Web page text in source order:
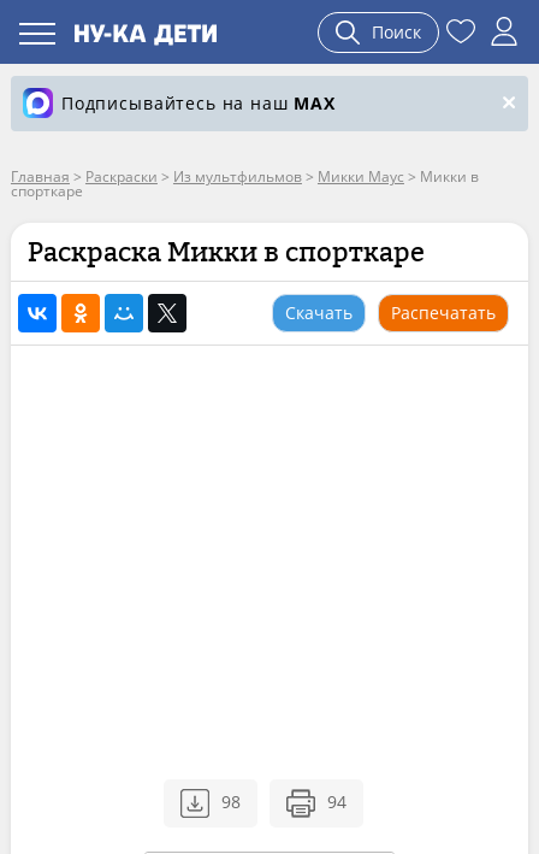
Поиск
Подписывайтесь на наш MAX
Главная > Раскраски > Из мультфильмов> Микки Маус > Микки в
спорткаре
Раскраска Микки в спорткаре
Скачать Распечатать
98 94